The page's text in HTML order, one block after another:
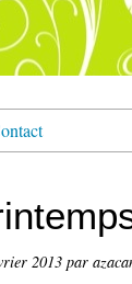
2013 par